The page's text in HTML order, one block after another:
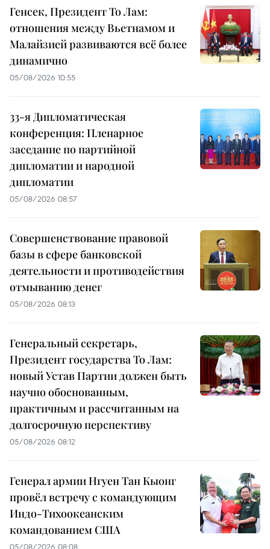
Генсек, Президент То Лам:
отношения между Вьетнамом и
Малайзией развиваются всё более
динамично
05/08/2026 10:55
33-я Дипломатическая
конференция: Пленарное
заседание по партийной
дипломатии и народной
дипломатии
05/08/2026 08:57
Совершенствование правовой
базы в сфере банковской
деятельности и противодействия
отмыванию денег
05/08/2026 08:13
Генеральный секретарь,
Президент государства То Лам:
новый Устав Партии должен быть
научно обоснованным,
практичным и рассчитанным на
долгосрочную перспективу
05/08/2026 08:12
Генерал армии Нгуен Тан Кыонг
провёл встречу с командующим
Индо-Тихоокеанским
командованием США
05/08/2026 08:08